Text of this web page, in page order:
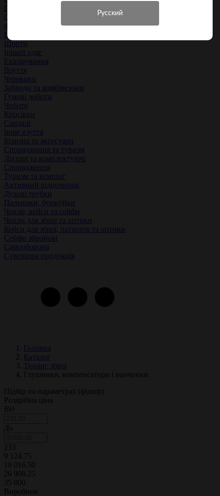
Піджаки і жилети
Сорочки та теніски
Футболки
Штани й комбінізони
Шорти
Інший одяг
Екіпірування
Взуття
Черевики
Заброди та комбінезони
Гумові чоботи
Чоботи
Кросівки
Сандалі
Інше взуття
Білизна та аксесуари
Спорядження та туризм
Ліхтарі та комплектуючі
Спорядження
Туризм та кемпінг
Активний відпочинок
Духові трубки
Пальники, буржуйки
Чохли, кейси та сейфи
Чохли для зброї та оптики
Кейси для зброї, патронів та оптики
Сейфи збройові
Самооборона
Сувенірна продукція
Головна
Каталог
Тюнінг зброї
Глушники, компенсатори і наочники
Підбір по параметрах (фільтр)
Роздрібна ціна
Від
До
233
9 124.75
18 016.50
26 908.25
35 800
Виробник